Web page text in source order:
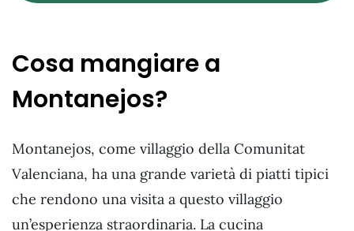
Cosa mangiare a
Montanejos?
Montanejos, come villaggio della Comunitat
Valenciana, ha una grande varietà di piatti tipici
che rendono una visita a questo villaggio
un’esperienza straordinaria. La cucina